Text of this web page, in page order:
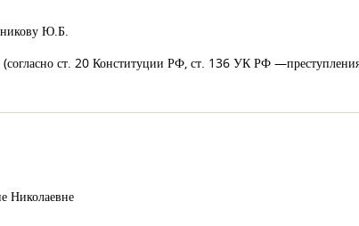
Ю.Б.
ст. 20 Конституции РФ, ст. 136 УК РФ
Николаевне